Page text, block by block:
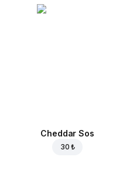
Cheddar Sos
30 ₺